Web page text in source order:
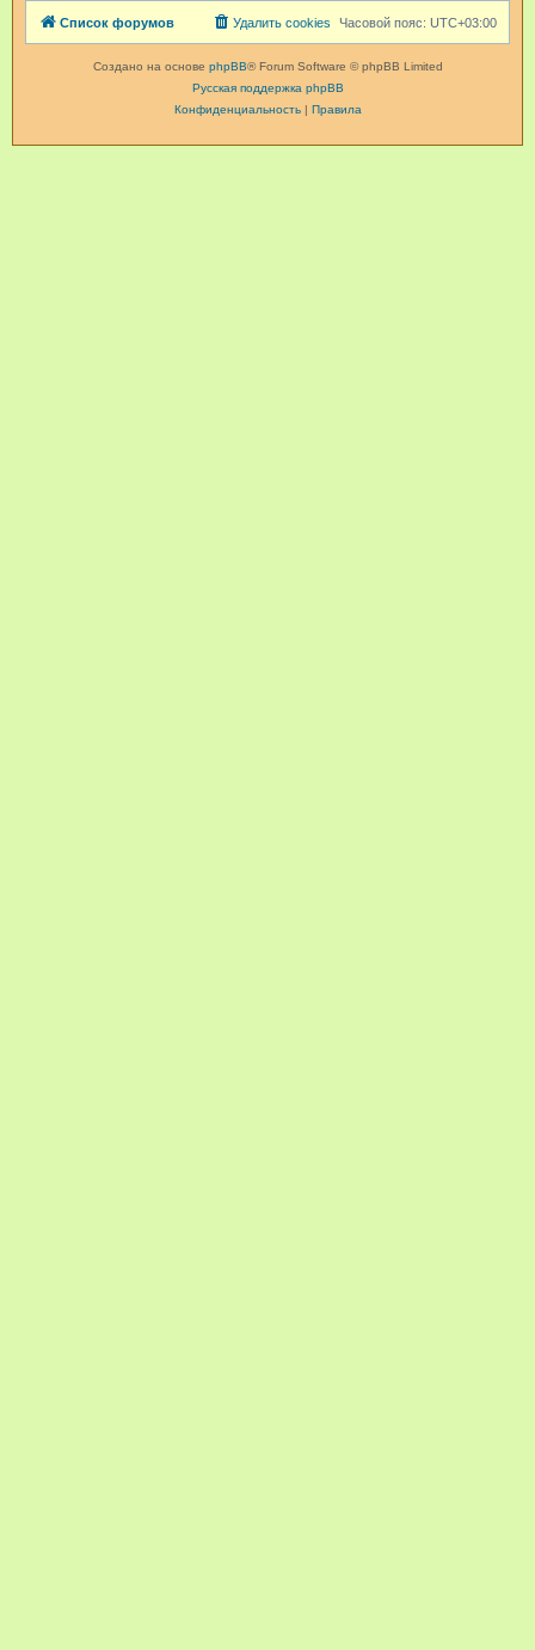
Список форумов Часовой пояс: UTC+03:00
Удалить cookies
Создано на основе phpBB® Forum Software © phpBB Limited
Русская поддержка phpBB
Конфиденциальность| Правила